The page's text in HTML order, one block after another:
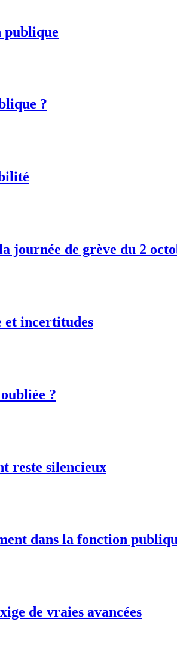
publique
?
journée de grève du 2
et incertitudes
?
reste silencieux
dans la fonction
de vraies avancées